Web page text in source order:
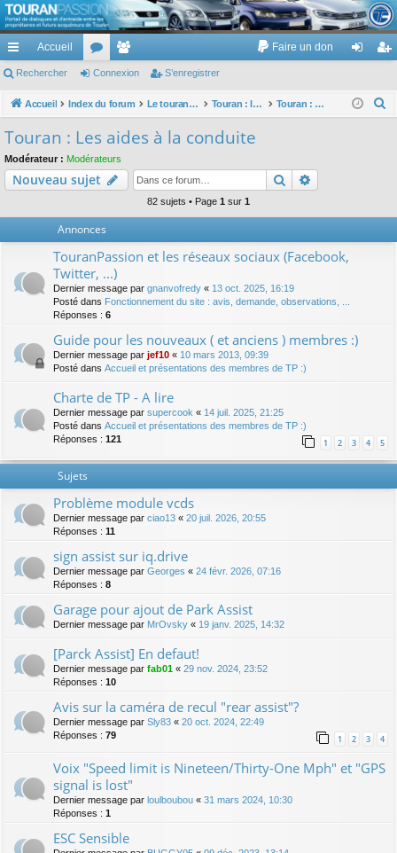
TouranPassion
Le forum des propriétaires ou futurs acquéreurs du Volkswagen Touran
cc
ès
pi
de
Accueil
or
u
e
m
Faire un don
ne nr
Rechercher Connexion S’enregistrer
Accueil Index du forum Le touran dans ses versions I (V1 V2 V3) et II ... Touran : les équipements électriques et électroniques Touran : Les aides à la conduite
c
Touran : Les aides à la conduite
Modérateur : Modérateurs
Nouveau sujet Rechercher
82 sujets • Page 1 sur 1
Annonces
TouranPassion et les réseaux sociaux (Facebook,
Twitter, ...)
Dernier message par gnanvofredy « 13 oct. 2025, 16:19
Posté dans Fonctionnement du site : avis, demande, observations, ...
Réponses : 6
Guide pour les nouveaux ( et anciens ) membres :)
Dernier message par jef10 « 10 mars 2013, 09:39
Posté dans Accueil et présentations des membres de TP :)
Charte de TP - A lire
Dernier message par supercook « 14 juil. 2025, 21:25
Posté dans Accueil et présentations des membres de TP :)
Réponses : 121 1 2 3 4 5
Sujets
Problème module vcds
Dernier message par ciao13 « 20 juil. 2026, 20:55
Réponses : 11
sign assist sur iq.drive
Dernier message par Georges « 24 févr. 2026, 07:16
Réponses : 8
Garage pour ajout de Park Assist
Dernier message par MrOvsky « 19 janv. 2025, 14:32
[Parck Assist] En defaut!
Dernier message par fab01 « 29 nov. 2024, 23:52
Réponses : 10
Avis sur la caméra de recul "rear assist"?
Dernier message par Sly83 « 20 oct. 2024, 22:49
Réponses : 79 1 2 3 4
Voix "Speed limit is Nineteen/Thirty-One Mph" et "GPS
signal is lost"
Dernier message par loulboubou « 31 mars 2024, 10:30
Réponses : 1
ESC Sensible